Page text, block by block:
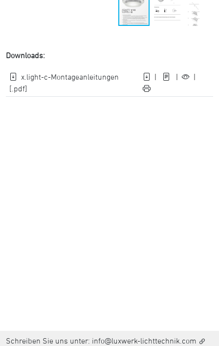
Downloads:
x.light-c-Montageanleitungen
[.pdf]
| | |
Schreiben Sie uns unter: info@luxwerk-lichttechnik.com